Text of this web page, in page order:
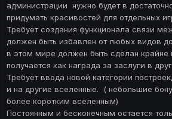
администрации нужно будет в
придумать красивостей для отдельных
Требует создания функционала связи
должен быть избавлен от любых видов
в этом мире должен быть сделан крайне
получается как награда за заслуги в
Требует ввода новой категории
и на другие вселенные. ( небольшие
более коротким вселенным)
Постоянным и бесконечным остается